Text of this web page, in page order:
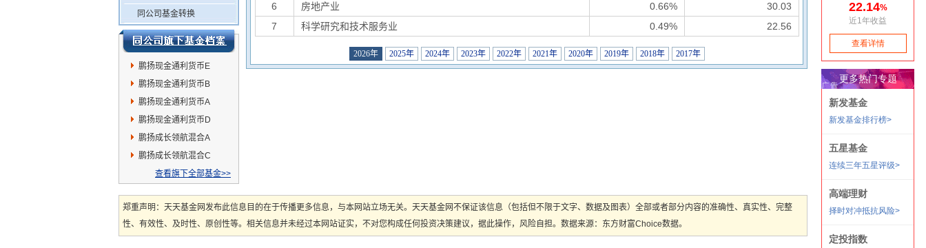
同公司基金转换
鹏扬现金通利货币E
鹏扬现金通利货币B
鹏扬现金通利货币A
鹏扬现金通利货币D
鹏扬成长领航混合A
鹏扬成长领航混合C
查看旗下全部基金>>
6
房地产业 0.66%
30.03
7
科学研究和技术服务业 0.49% 22.56
2026年 2025年 2024年 2023年 2022年 2021年 2020年 2019年 2018年 2017年
郑重声明：天天基金网发布此信息目的在于传播更多信息，与本网站立场无关。天天基金网不保证该信息（包括但不限于文字、数据及图表）全部或者部分内容的准确性、真实性、完整
性、有效性、及时性、原创性等。相关信息并未经过本网站证实，不对您构成任何投资决策建议，据此操作，风险自担。数据来源：东方财富Choice数据。